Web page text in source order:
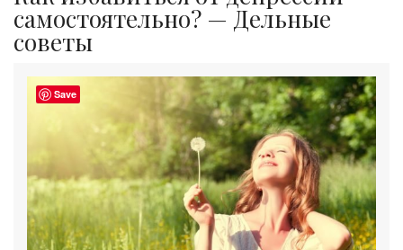
самостоятельно? — Дельные
советы
Save